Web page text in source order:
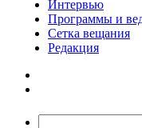
Интервью
Программы и
Сетка вещания
Редакция